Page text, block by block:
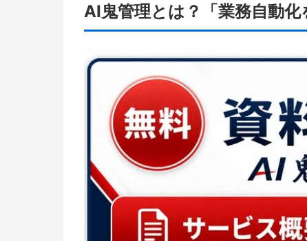
AI鬼管理とは？「業務自動化